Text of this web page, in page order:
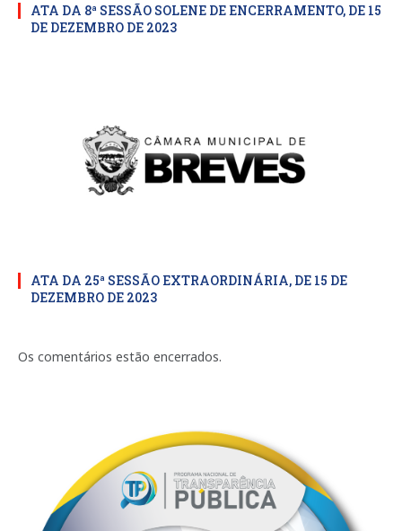
ATA DA 8ª SESSÃO SOLENE DE ENCERRAMENTO, DE 15
DE DEZEMBRO DE 2023
ATA DA 25ª SESSÃO EXTRAORDINÁRIA, DE 15 DE
DEZEMBRO DE 2023
Os comentários estão encerrados.